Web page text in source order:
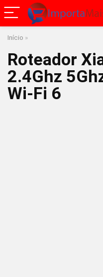
Início »
Roteador
2.4Ghz
Wi-Fi 6